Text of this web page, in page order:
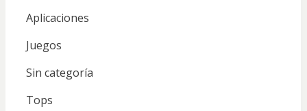
Aplicaciones
Juegos
Sin categoría
Tops